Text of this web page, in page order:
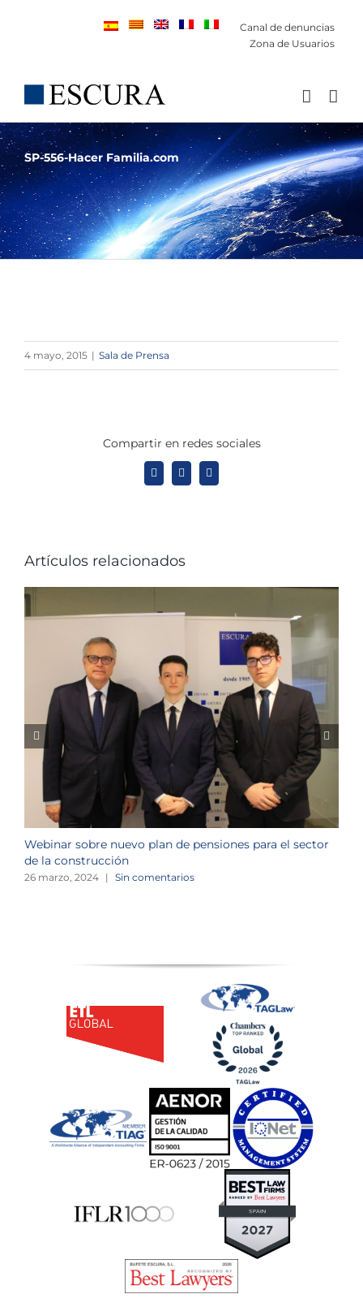
Canal de denuncias
Zona de Usuarios
SP-556-Hacer Familia.com
4 mayo, 2015 | Sala de Prensa
Compartir en redes sociales
X LinkedInWhatsApp
Artículos relacionados
Webinar sobre nuevo plan de pensiones para el sector
de la construcción
26 marzo, 2024 | Sin comentarios